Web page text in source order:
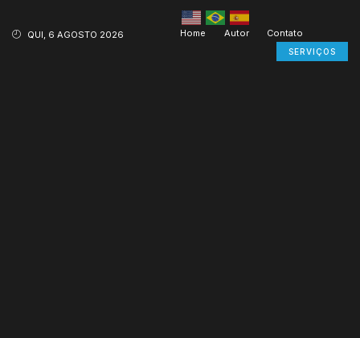
QUI, 6 AGOSTO 2026 Home Autor Contato
SERVIÇOS